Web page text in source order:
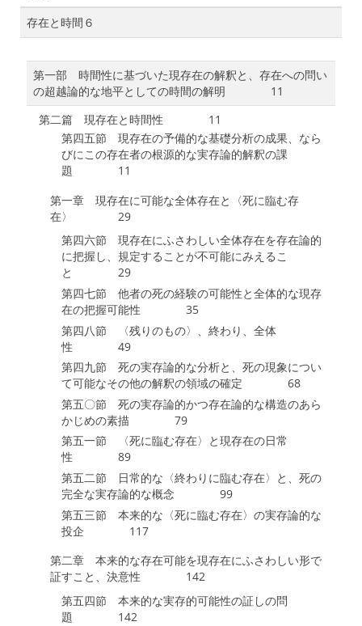
存在と時間６
第一部 時間性に基づいた現存在の解釈と、存在への問い
の超越論的な地平としての時間の解明 11
第二篇 現存在と時間性 11
第四五節 現存在の予備的な基礎分析の成果、なら
びにこの存在者の根源的な実存論的解釈の課
題 11
第一章 現存在に可能な全体存在と〈死に臨む存
在〉 29
第四六節 現存在にふさわしい全体存在を存在論的
に把握し、規定することが不可能にみえるこ
と 29
第四七節 他者の死の経験の可能性と全体的な現存
在の把握可能性 35
第四八節 〈残りのもの〉、終わり、全体
性 49
第四九節 死の実存論的な分析と、死の現象につい
て可能なその他の解釈の領域の確定 68
第五〇節 死の実存論的かつ存在論的な構造のあら
かじめの素描 79
第五一節 〈死に臨む存在〉と現存在の日常
性 89
第五二節 日常的な〈終わりに臨む存在〉と、死の
完全な実存論的な概念 99
第五三節 本来的な〈死に臨む存在〉の実存論的な
投企 117
第二章 本来的な存在可能を現存在にふさわしい形で
証すこと、決意性 142
第五四節 本来的な実存的可能性の証しの問
題 142